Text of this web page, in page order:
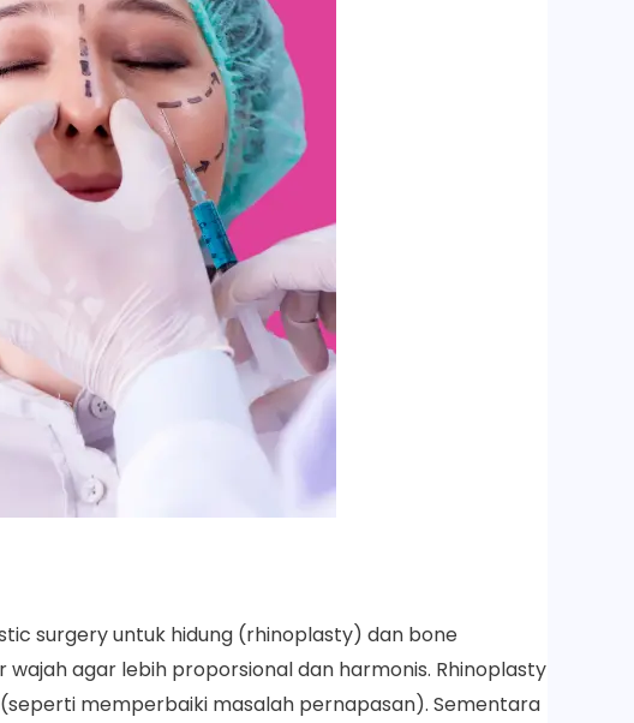
surgery untuk hidung (rhinoplasty) dan bone
agar lebih proporsional dan harmonis. Rhinoplasty
memperbaiki masalah pernapasan). Sementara